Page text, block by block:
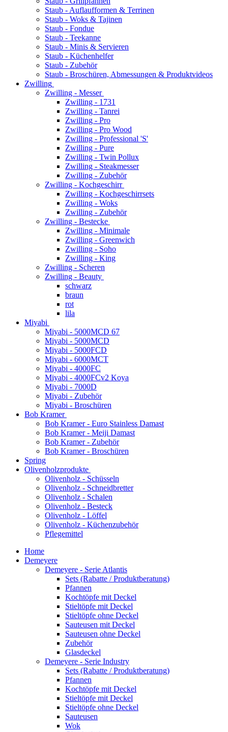
Staub - Auflaufformen & Terrinen
Staub - Woks & Tajinen
Staub - Fondue
Staub - Teekanne
Staub - Minis & Servieren
Staub - Küchenhelfer
Staub - Zubehör
Staub - Broschüren, Abmessungen & Produktvideos
Zwilling
Zwilling - Messer
Zwilling - 1731
Zwilling - Tanrei
Zwilling - Pro
Zwilling - Pro Wood
Zwilling - Professional 'S'
Zwilling - Pure
Zwilling - Twin Pollux
Zwilling - Steakmesser
Zwilling - Zubehör
Zwilling - Kochgeschirr
Zwilling - Kochgeschirrsets
Zwilling - Woks
Zwilling - Zubehör
Zwilling - Bestecke
Zwilling - Minimale
Zwilling - Greenwich
Zwilling - Soho
Zwilling - King
Zwilling - Scheren
Zwilling - Beauty
schwarz
braun
rot
lila
Miyabi
Miyabi - 5000MCD 67
Miyabi - 5000MCD
Miyabi - 5000FCD
Miyabi - 6000MCT
Miyabi - 4000FC
Miyabi - 4000FCv2 Koya
Miyabi - 7000D
Miyabi - Zubehör
Miyabi - Broschüren
Bob Kramer
Bob Kramer - Euro Stainless Damast
Bob Kramer - Meiji Damast
Bob Kramer - Zubehör
Bob Kramer - Broschüren
Spring
Olivenholzprodukte
Olivenholz - Schüsseln
Olivenholz - Schneidbretter
Olivenholz - Schalen
Olivenholz - Besteck
Olivenholz - Löffel
Olivenholz - Küchenzubehör
Pflegemittel
Home
Demeyere
Demeyere - Serie Atlantis
Sets (Rabatte / Produktberatung)
Pfannen
Kochtöpfe mit Deckel
Stieltöpfe mit Deckel
Stieltöpfe ohne Deckel
Sauteusen mit Deckel
Sauteusen ohne Deckel
Zubehör
Glasdeckel
Demeyere - Serie Industry
Sets (Rabatte / Produktberatung)
Pfannen
Kochtöpfe mit Deckel
Stieltöpfe mit Deckel
Stieltöpfe ohne Deckel
Sauteusen
Wok